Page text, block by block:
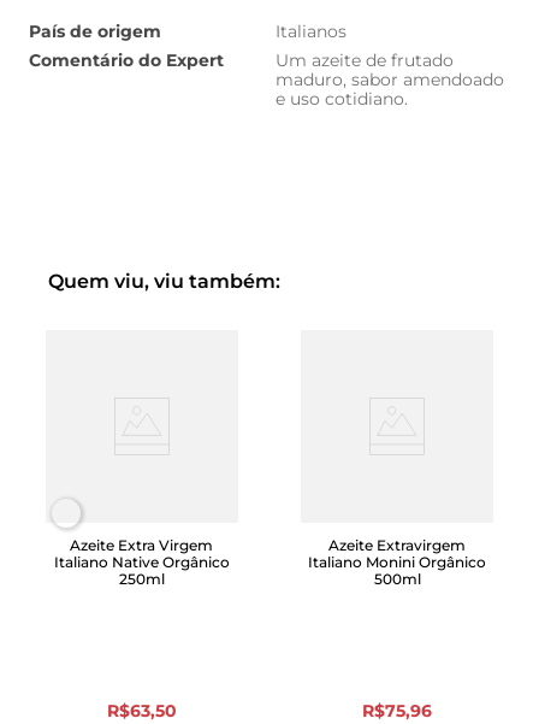
País de origem
Italianos
Comentário do Expert
Um azeite de frutado
maduro, sabor amendoado
e uso cotidiano.
Quem viu, viu também:
Azeite Extra Virgem
Italiano Native Orgânico
250ml
R$63,50
Azeite Extravirgem
Italiano Monini Orgânico
500ml
R$75,96